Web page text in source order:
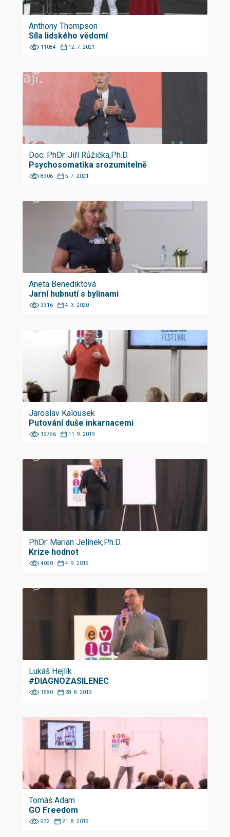
Anthony Thompson
Síla lidského vědomí
11084 12. 7. 2021
Doc. PhDr. Jiří Růžička,Ph.D.
Psychosomatika srozumitelně
8906 5. 7. 2021
Aneta Benediktová
Jarní hubnutí s bylinami
3316 4. 3. 2020
Jaroslav Kalousek
Putování duše inkarnacemi
13796 11. 9. 2019
PhDr. Marian Jelínek,Ph.D.
Krize hodnot
4090 4. 9. 2019
Lukáš Hejlík
#DIAGNOZASILENEC
1580 28. 8. 2019
Tomáš Adam
GO Freedom
972 21. 8. 2019